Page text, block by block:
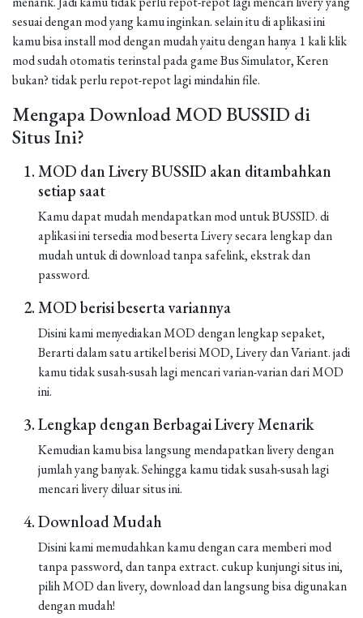
sesuai dengan mod yang kamu inginkan. selain itu di aplikasi ini
kamu bisa install mod dengan mudah yaitu dengan hanya 1 kali klik
mod sudah otomatis terinstal pada game Bus Simulator, Keren
bukan? tidak perlu repot-repot lagi mindahin file.
Mengapa Download MOD BUSSID di
Situs Ini?
MOD dan Livery BUSSID akan ditambahkan
setiap saat
Kamu dapat mudah mendapatkan mod untuk BUSSID. di
aplikasi ini tersedia mod beserta Livery secara lengkap dan
mudah untuk di download tanpa safelink, ekstrak dan
password.
MOD berisi beserta variannya
Disini kami menyediakan MOD dengan lengkap sepaket,
Berarti dalam satu artikel berisi MOD, Livery dan Variant. jadi
kamu tidak susah-susah lagi mencari varian-varian dari MOD
ini.
Lengkap dengan Berbagai Livery Menarik
Kemudian kamu bisa langsung mendapatkan livery dengan
jumlah yang banyak. Sehingga kamu tidak susah-susah lagi
mencari livery diluar situs ini.
Download Mudah
Disini kami memudahkan kamu dengan cara memberi mod
tanpa password, dan tanpa extract. cukup kunjungi situs ini,
pilih MOD dan livery, download dan langsung bisa digunakan
dengan mudah!